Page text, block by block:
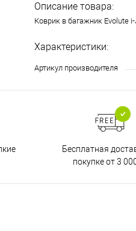
Описание товара:
Коврик в багажник Evolute
Характеристики:
Артикул производителя
Бесплатная
покупке от 3